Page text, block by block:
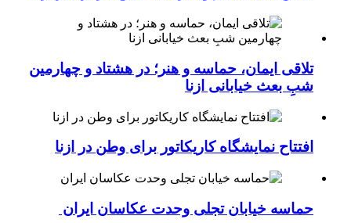
تلاقی ایمان، حماسه و هنر؛ در هشتاد و چهارمین
شبِ بعث خیابانی ازنا
افتتاح نمایشگاه کاریکاتور برای وطن در ازنا
حماسه خیابان تجلی وحدت عکاسان ایران